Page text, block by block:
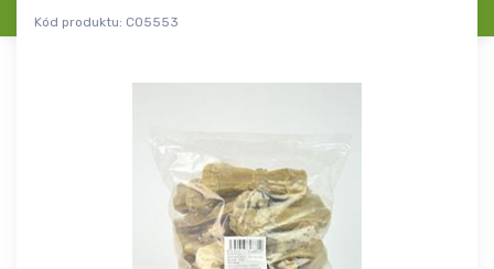
Kód produktu: C05553